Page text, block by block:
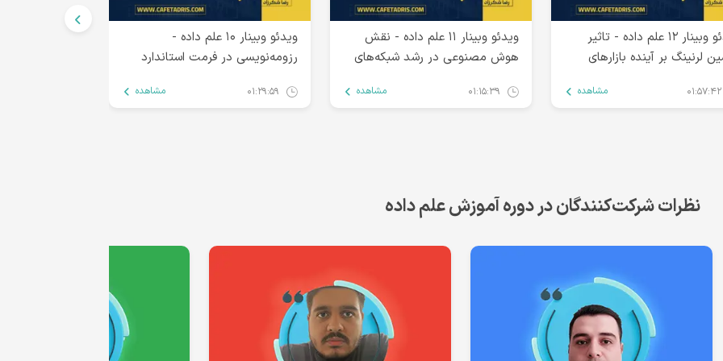
ویدئو وبینار ۱۲ علم داده - تاثیر
لرنینگ بر آینده بازارهای
۰۱:۵۷:۴۲ مشاهده
ویدئو وبینار ۱۱ علم داده - نقش
هوش مصنوعی در رشد شبکه‌های
۰۱:۱۵:۳۹ مشاهده
ویدئو وبینار ۱۰ علم داده -
رزومه‌‌نویسی در فرمت استاندارد
۰۱:۲۹:۵۹ مشاهده
نظرات شرکت‌کنندگان در دوره آموزش علم داده